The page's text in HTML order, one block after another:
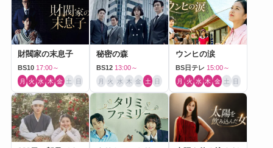
財閥家の末息子
BS10 17:00～
月 火 水 木 金 土 日
秘密の森
BS12 13:00～
月 火 水 木 金 土 日
ウンヒの涙
BS日テレ 15:00～
月 火 水 木 金 土 日